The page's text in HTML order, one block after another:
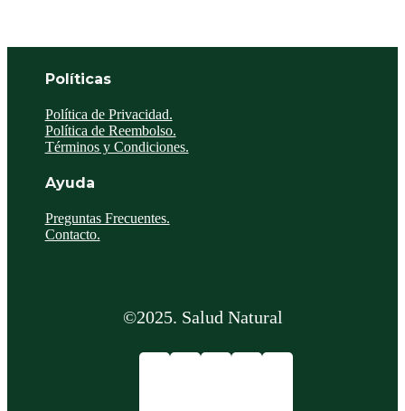
Políticas
Política de Privacidad.
Política de Reembolso.
Términos y Condiciones.
Ayuda
Preguntas Frecuentes.
Contacto.
©2025. Salud Natural